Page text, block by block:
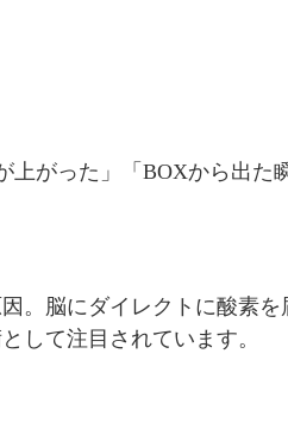
がった」「BOXから出た
。脳にダイレクトに酸素
して注目されています。